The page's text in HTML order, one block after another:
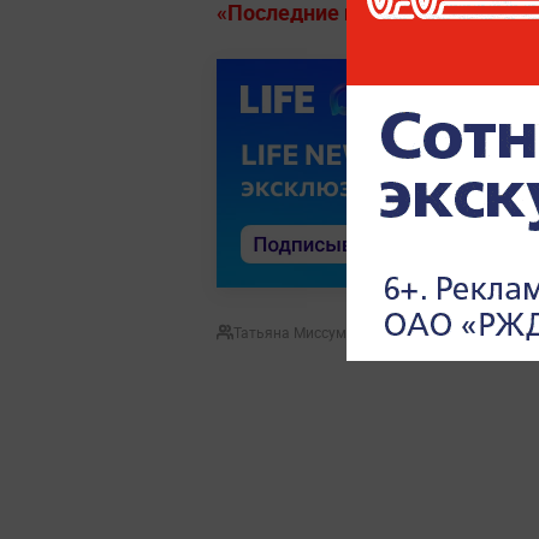
«Последние новости» на Life.ru.
Татьяна Миссуми